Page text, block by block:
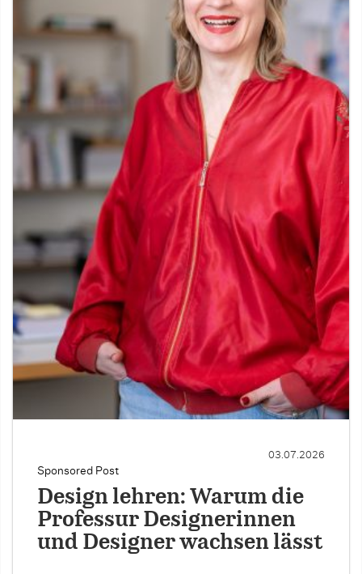
Sponsored Post
03.07.2026
Design lehren: Warum die
Professur Designerinnen
und Designer wachsen lässt